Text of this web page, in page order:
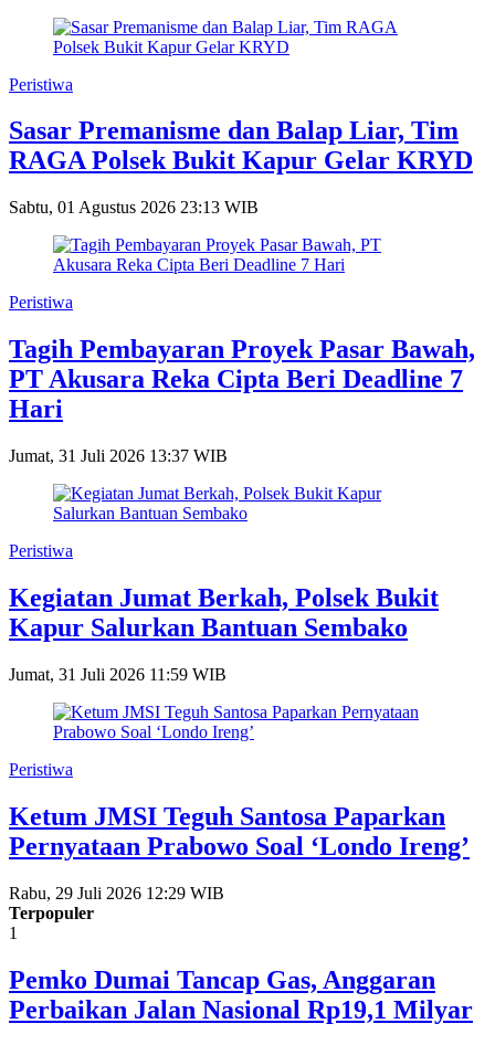
Peristiwa
Sasar Premanisme dan Balap Liar, Tim
RAGA Polsek Bukit Kapur Gelar KRYD
Sabtu, 01 Agustus 2026 23:13 WIB
Peristiwa
Tagih Pembayaran Proyek Pasar Bawah,
PT Akusara Reka Cipta Beri Deadline 7
Hari
Jumat, 31 Juli 2026 13:37 WIB
Peristiwa
Kegiatan Jumat Berkah, Polsek Bukit
Kapur Salurkan Bantuan Sembako
Jumat, 31 Juli 2026 11:59 WIB
Peristiwa
Ketum JMSI Teguh Santosa Paparkan
Pernyataan Prabowo Soal ‘Londo Ireng’
Rabu, 29 Juli 2026 12:29 WIB
Terpopuler
1
Pemko Dumai Tancap Gas, Anggaran
Perbaikan Jalan Nasional Rp19,1 Milyar